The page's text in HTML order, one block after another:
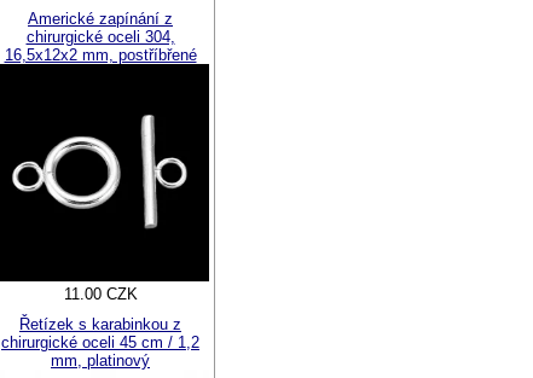
Americké zapínání z
chirurgické oceli 304,
16,5x12x2 mm, postříbřené
11.00 CZK
Řetízek s karabinkou z
chirurgické oceli 45 cm / 1,2
mm, platinový